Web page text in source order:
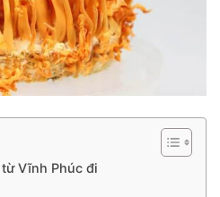
Vĩnh Phúc đi